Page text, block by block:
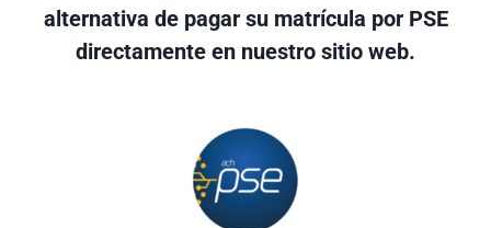
alternativa de pagar su matrícula por PSE
directamente en nuestro sitio web.